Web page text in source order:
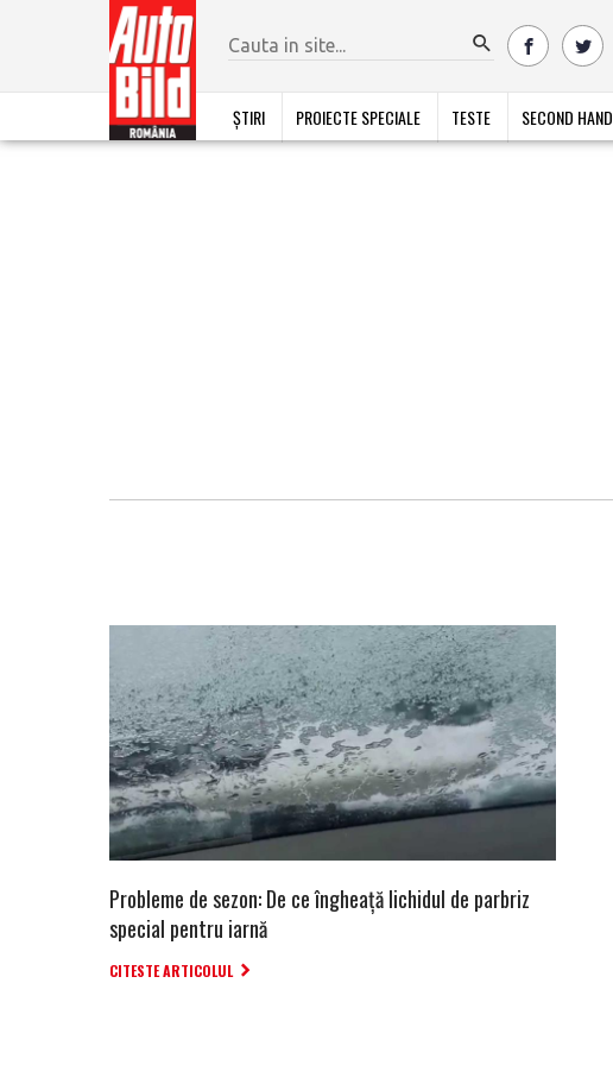
ȘTIRI PROIECTE SPECIALE TESTE SECOND HAND
Probleme de sezon: De ce îngheață lichidul de parbriz
special pentru iarnă
CITESTE ARTICOLUL